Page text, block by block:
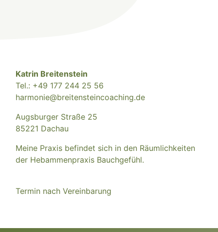
Katrin Breitenstein
Tel.: +49 177 244 25 56
harmonie@breitensteincoaching.de
Augsburger Straße 25
85221 Dachau
Meine Praxis befindet sich in den Räumlichkeiten
der Hebammenpraxis Bauchgefühl.
Termin nach Vereinbarung